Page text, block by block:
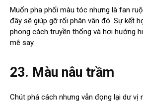
Muốn pha phối màu tóc nhưng là fan
đây sẽ giúp gỡ rối phân vân đó. Sự kết
phong cách truyền thống và hơi hướng
mê say.
23. Màu nâu trầm
Chút phá cách nhưng vẫn đọng lại dư vị